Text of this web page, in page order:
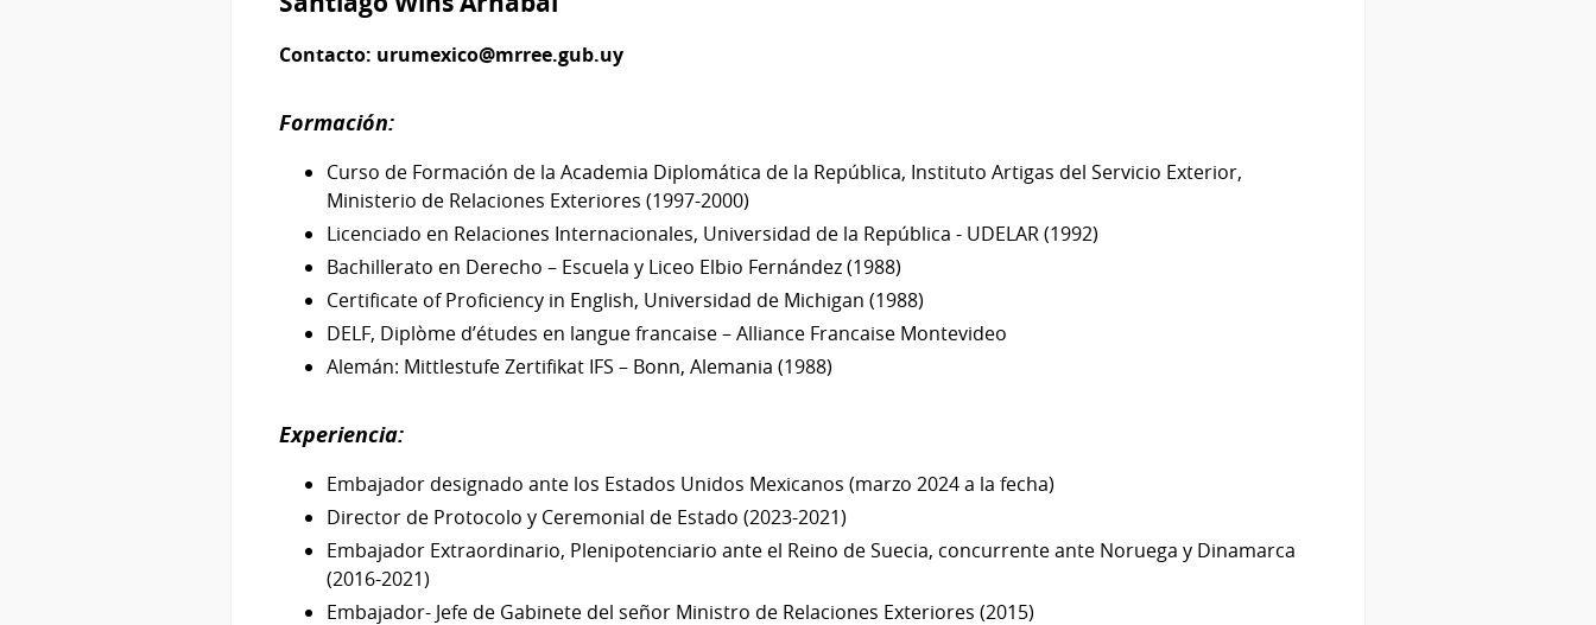
Contacto: urumexico@mrree.gub.uy
Formación:
Curso de Formación de la Academia Diplomática de la República, Instituto Artigas del Servicio Exterior,
Ministerio de Relaciones Exteriores (1997-2000)
Licenciado en Relaciones Internacionales, Universidad de la República - UDELAR (1992)
Bachillerato en Derecho – Escuela y Liceo Elbio Fernández (1988)
Certificate of Proficiency in English, Universidad de Michigan (1988)
DELF, Diplòme d’études en langue francaise – Alliance Francaise Montevideo
Alemán: Mittlestufe Zertifikat IFS – Bonn, Alemania (1988)
Experiencia:
Embajador designado ante los Estados Unidos Mexicanos (marzo 2024 a la fecha)
Director de Protocolo y Ceremonial de Estado (2023-2021)
Embajador Extraordinario, Plenipotenciario ante el Reino de Suecia, concurrente ante Noruega y Dinamarca
(2016-2021)
Embajador- Jefe de Gabinete del señor Ministro de Relaciones Exteriores (2015)